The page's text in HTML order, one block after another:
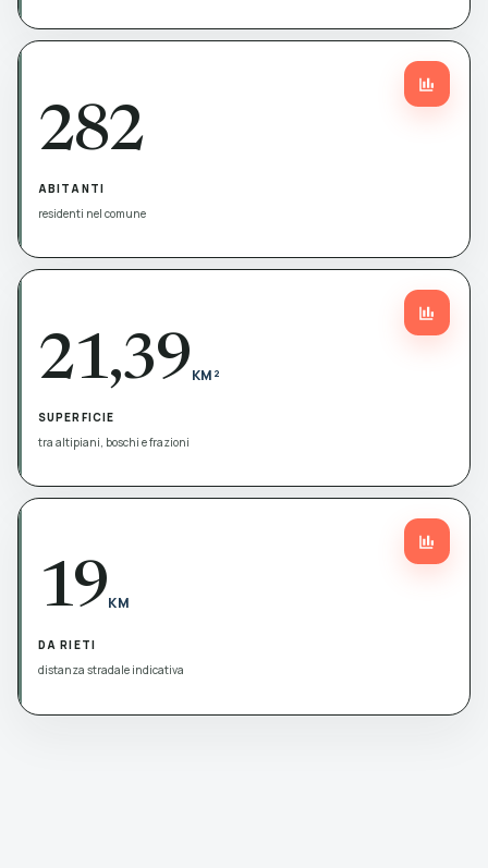
282
ABITANTI
residenti nel comune
21,39KM²
SUPERFICIE
tra altipiani, boschi e frazioni
19KM
DA RIETI
distanza stradale indicativa